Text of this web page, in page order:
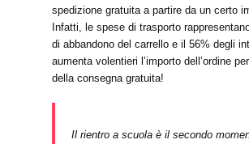
spedizione gratuita a partire da un certo
Infatti, le spese di trasporto
di abbandono del carrello e il 56% degli
aumenta volentieri l’importo dell’ordine
della consegna gratuita!
Il rientro a scuola è il secondo